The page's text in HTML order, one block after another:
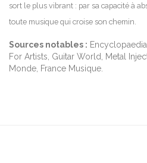
sort le plus vibrant : par sa capacité à
toute musique qui croise son chemin.
Sources notables :
For Artists, Guitar World, Metal
Monde, France Musique.